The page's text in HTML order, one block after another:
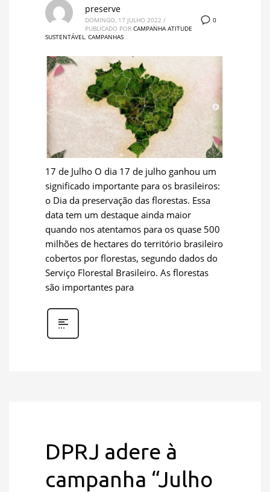
0
preserve
DOMINGO, 17 JULHO 2022 /
PUBLICADO POR CAMPANHA ATITUDE
SUSTENTÁVEL, CAMPANHAS
17 de Julho O dia 17 de julho ganhou um
significado importante para os brasileiros:
o Dia da preservação das florestas. Essa
data tem um destaque ainda maior
quando nos atentamos para os quase 500
milhões de hectares do território brasileiro
cobertos por florestas, segundo dados do
Serviço Florestal Brasileiro. As florestas
são importantes para
DPRJ adere à
campanha “Julho